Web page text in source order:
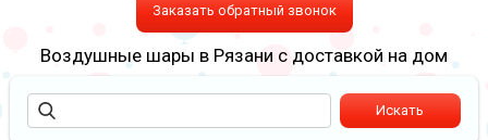
Заказать обратный звонок
Воздушные шары в Рязани с доставкой на дом